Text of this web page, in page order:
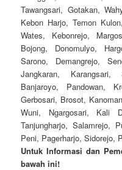
Tawangsari, Gotakan,
Kebon Harjo, Temon
Wates, Kebonrejo,
Bojong, Donomulyo,
Sarono, Demangrejo,
Jangkaran, Karangsari,
Banjaroyo, Pandowan,
Gerbosari, Brosot,
Wuni, Ngargosari, Kali
Tanjungharjo, Salamrejo,
Peni, Pagerharjo, Sidorejo,
Untuk Informasi dan
bawah ini!